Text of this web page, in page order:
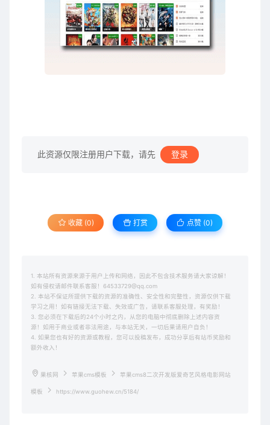
此资源仅限注册用户下载，请先 登录
收藏 (0) 打赏 点赞 (0)
1. 本站所有资源来源于用户上传和网络，因此不包含技术服务请大家谅解！
如有侵权请邮件联系客服！64533729@qq.com
2. 本站不保证所提供下载的资源的准确性、安全性和完整性，资源仅供下载
学习之用！如有链接无法下载、失效或广告，请联系客服处理，有奖励！
3. 您必须在下载后的24个小时之内，从您的电脑中彻底删除上述内容资
源！如用于商业或者非法用途，与本站无关，一切后果请用户自负！
4. 如果您也有好的资源或教程，您可以投稿发布，成功分享后有站币奖励和
额外收入！
果核网 苹果cms模板 苹果cms8二次开发版爱奇艺风格电影网站
模板 https://www.guohew.cn/5184/